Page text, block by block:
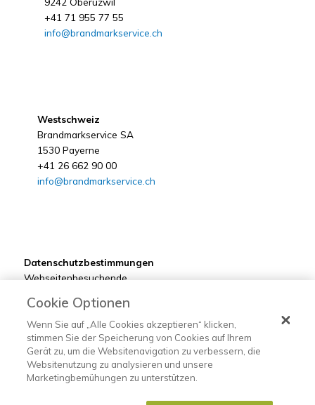
+41 71 955 77 55
info@brandmarkservice.ch
Westschweiz
Brandmarkservice SA
1530 Payerne
+41 26 662 90 00
info@brandmarkservice.ch
Datenschutzbestimmungen
Webseitenbesuchende
Bewerber
Lieferanten
©2022 Brandmarkservice
Cookie Optionen
Wenn Sie auf „Alle Cookies akzeptieren“ klicken,
stimmen Sie der Speicherung von Cookies auf Ihrem
Gerät zu, um die Websitenavigation zu verbessern, die
Websitenutzung zu analysieren und unsere
Marketingbemühungen zu unterstützen.